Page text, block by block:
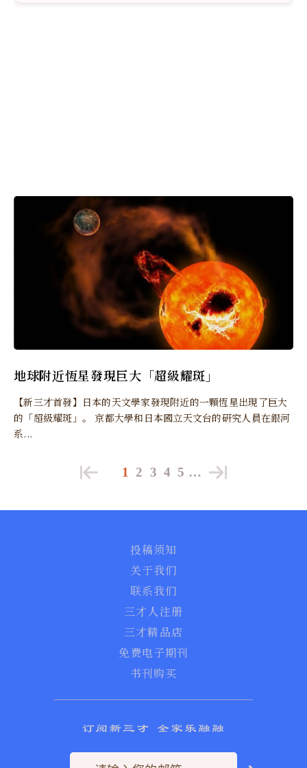
地球附近恆星發現巨大「超級耀斑」
【新三才首發】日本的天文學家發現附近的一顆恆星出現了巨大
的「超級耀斑」。 京都大學和日本國立天文台的研究人員在銀河
系...
1 2 3 4 5 …
投稿须知
关于我们
联系我们
三才人注册
三才精品店
免费电子期刊
书刊购买
订阅新三才 全家乐融融